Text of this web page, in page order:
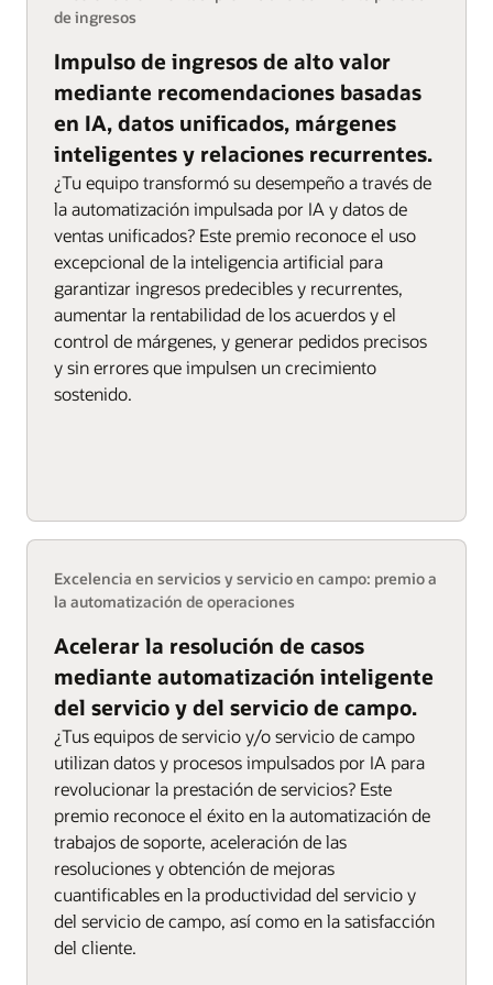
de ingresos
Impulso de ingresos de alto valor
mediante recomendaciones basadas
en IA, datos unificados, márgenes
inteligentes y relaciones recurrentes.
¿Tu equipo transformó su desempeño a través de
la automatización impulsada por IA y datos de
ventas unificados? Este premio reconoce el uso
excepcional de la inteligencia artificial para
garantizar ingresos predecibles y recurrentes,
aumentar la rentabilidad de los acuerdos y el
control de márgenes, y generar pedidos precisos
y sin errores que impulsen un crecimiento
sostenido.
Excelencia en servicios y servicio en campo: premio a
la automatización de operaciones
Acelerar la resolución de casos
mediante automatización inteligente
del servicio y del servicio de campo.
¿Tus equipos de servicio y/o servicio de campo
utilizan datos y procesos impulsados por IA para
revolucionar la prestación de servicios? Este
premio reconoce el éxito en la automatización de
trabajos de soporte, aceleración de las
resoluciones y obtención de mejoras
cuantificables en la productividad del servicio y
del servicio de campo, así como en la satisfacción
del cliente.